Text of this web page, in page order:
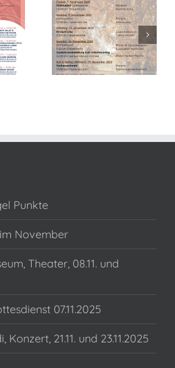
Punkte
November
Theater, 08.11. und
07.11.2025
Konzert, 21.11. und 23.11.2025